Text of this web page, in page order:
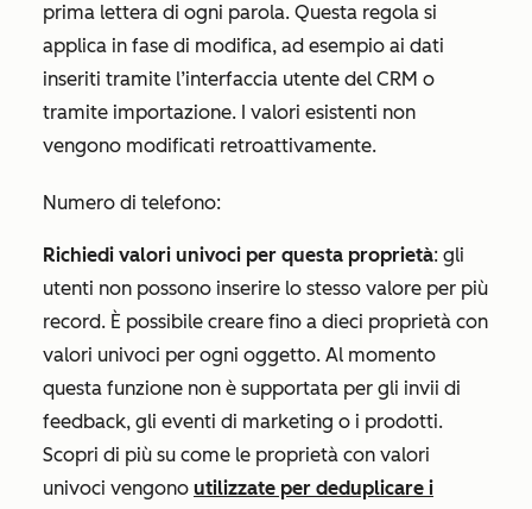
prima lettera di ogni parola. Questa regola si
applica in fase di modifica, ad esempio ai dati
inseriti tramite l’interfaccia utente del CRM o
tramite importazione. I valori esistenti non
vengono modificati retroattivamente.
Numero di telefono:
Richiedi valori univoci per questa proprietà: gli
utenti non possono inserire lo stesso valore per più
record. È possibile creare fino a dieci proprietà con
valori univoci per ogni oggetto. Al momento
questa funzione non è supportata per gli invii di
feedback, gli eventi di marketing o i prodotti.
Scopri di più su come le proprietà con valori
univoci vengono utilizzate per deduplicare i